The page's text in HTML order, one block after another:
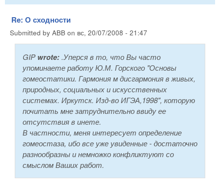
Re: О сходности
Submitted by ABB on вс, 20/07/2008 - 21:47
GIPwrote: .Уперся в то, что Вы часто
упоминаете работу Ю.М. Горского "Основы
гомеостатики. Гармония м дисгармония в живых,
природных, социальных и искусственных
системах. Иркутск. Изд-во ИГЭА,1998", которую
почитать мне затруднительно ввиду ее
отсутствия в инете.
В частности, меня интересует определение
гомеостаза, ибо все уже увиденные - достаточно
разнообразны и немножко конфликтуют со
смыслом Ваших работ.